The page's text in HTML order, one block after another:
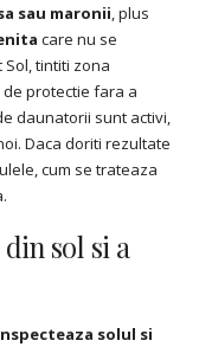
sau maronii, plus
care nu se
tintiti zona
protectie fara a
daunatorii sunt activi,
Daca doriti rezultate
cum se trateaza
sol si a
solul si